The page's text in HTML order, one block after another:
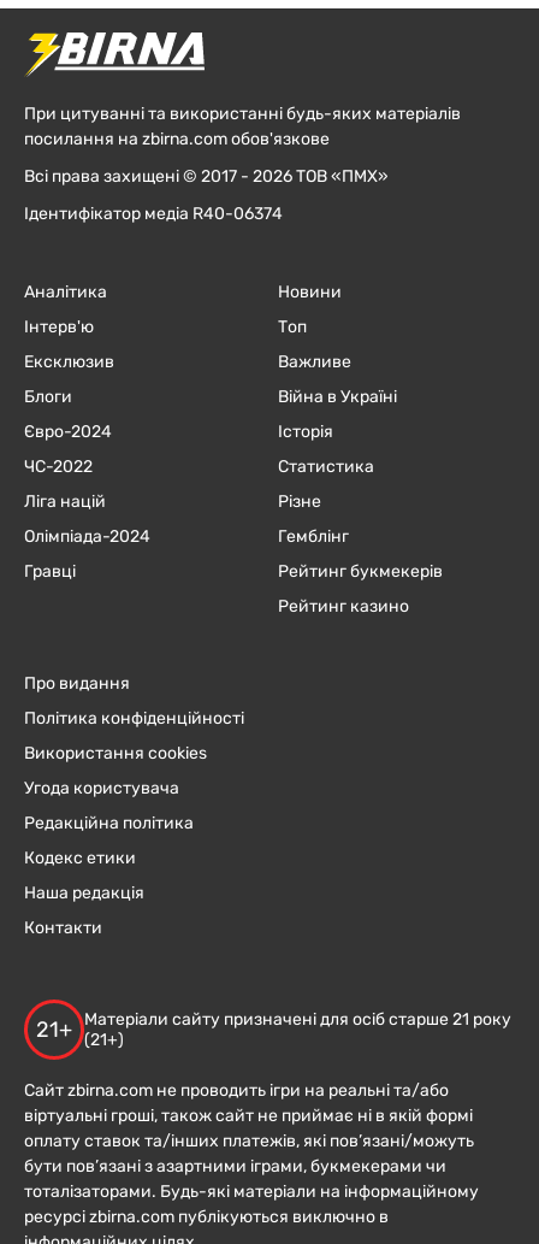
При цитуванні та використанні будь-яких матеріалів
посилання на zbirna.com обов'язкове
Всі права захищені © 2017 - 2026 ТОВ «ПМХ»
Ідентифікатор медіа R40-06374
Аналітика
Інтерв'ю
Ексклюзив
Блоги
Євро-2024
ЧC-2022
Ліга націй
Олімпіада-2024
Гравці
Новини
Топ
Важливе
Війна в Україні
Історія
Статистика
Різне
Гемблінг
Рейтинг букмекерів
Рейтинг казино
Про видання
Політика конфіденційності
Використання cookies
Угода користувача
Редакційна політика
Кодекс етики
Наша редакція
Контакти
21+
Матеріали сайту призначені для осіб старше 21 року
(21+)
Сайт zbirna.com не проводить ігри на реальні та/або
віртуальні гроші, також сайт не приймає ні в якій формі
оплату ставок та/інших платежів, які пов’язані/можуть
бути пов’язані з азартними іграми, букмекерами чи
тоталізаторами. Будь-які матеріали на інформаційному
ресурсі zbirna.com публікуються виключно в